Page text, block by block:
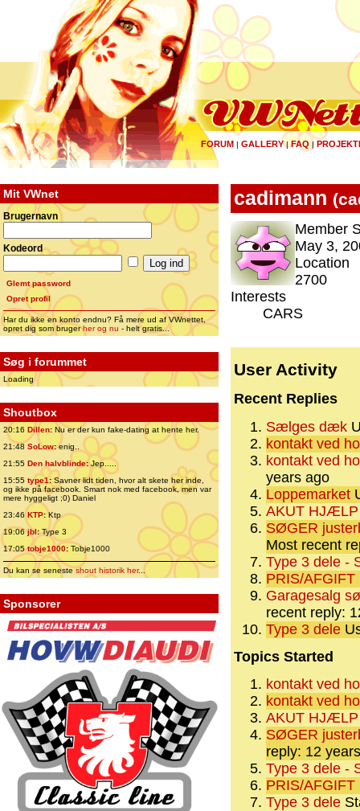
FORUM | GALLERY|FAQ |
Mit VWnet
Brugernavn
Kodeord
Glemt password
Opret profil
Har du ikke en konto endnu? Få mere ud af VWnettet,
opret dig som brugerher og nu - helt gratis...
Søg i forummet
Loading
Shoutbox
20:16 Dillen: Nu er der kun fake-dating at hente her.
21:48 SoLow:enig..
21:55 Den halvblinde:Jep.....
15:55 type1:Savner lidt tiden, hvor alt skete her inde,
og ikke på facebook. Smart nok med facebook, men var
mere hyggeligt ;0) Daniel
23:46 KTP:Ktp
19:06jbl:Type 3
17:05tobje1000: Tobje1000
Du kan se senesteshout historik her...
Sponsorer
cadimann (
Member
May 3,
Location
2700
Interests
CARS
User Activity
Recent Replies
Sælges dæk
kontakt ved
kontakt ved
years ago
Loppemarket
AKUT HJÆLP
SØGER
Most recent
Type 3 dele -
PRIS/AFGIFT
Garagesalg
recent reply:
Type 3 dele
Topics Started
kontakt ved
kontakt ved
AKUT HJÆLP
SØGER
reply: 12
Type 3 dele -
PRIS/AFGIFT
Type 3 dele